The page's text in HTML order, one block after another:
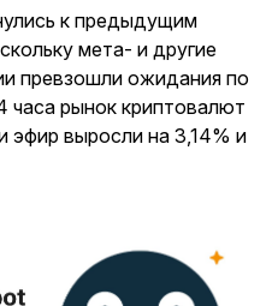
к предыдущим
мета- и другие
превзошли ожидания по
часа рынок криптовалют
эфир выросли на 3,14% и